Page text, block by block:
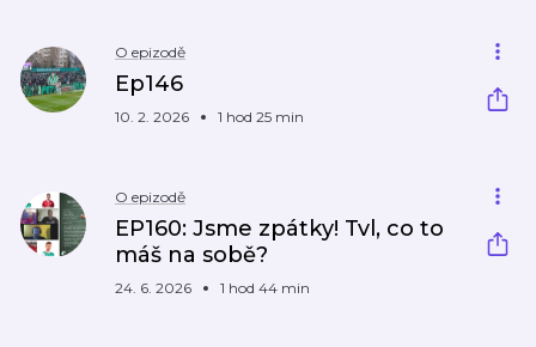
O epizodě
Ep146
10. 2. 2026 1 hod 25 min
O epizodě
EP160: Jsme zpátky! Tvl, co to
máš na sobě?
24. 6. 2026 1 hod 44 min